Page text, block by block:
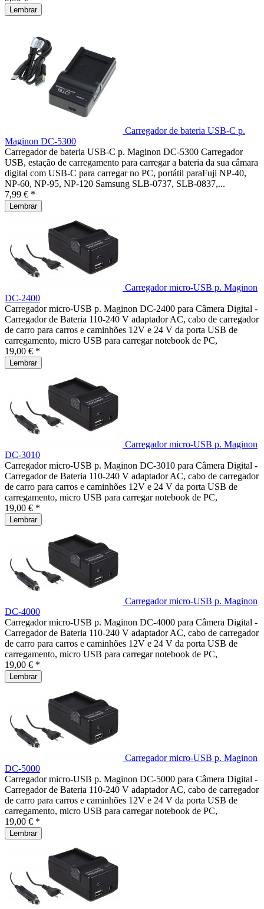
Lembrar
Carregador de bateria USB-C p.
Maginon DC-5300
Carregador de bateria USB-C p. Maginon DC-5300 Carregador
USB, estação de carregamento para carregar a bateria da sua câmara
digital com USB-C para carregar no PC, portátil paraFuji NP-40,
NP-60, NP-95, NP-120 Samsung SLB-0737, SLB-0837,...
7,99 € *
Lembrar
Carregador micro-USB p. Maginon
DC-2400
Carregador micro-USB p. Maginon DC-2400 para Câmera Digital -
Carregador de Bateria 110-240 V adaptador AC, cabo de carregador
de carro para carros e caminhões 12V e 24 V da porta USB de
carregamento, micro USB para carregar notebook de PC,
19,00 € *
Lembrar
Carregador micro-USB p. Maginon
DC-3010
Carregador micro-USB p. Maginon DC-3010 para Câmera Digital -
Carregador de Bateria 110-240 V adaptador AC, cabo de carregador
de carro para carros e caminhões 12V e 24 V da porta USB de
carregamento, micro USB para carregar notebook de PC,
19,00 € *
Lembrar
Carregador micro-USB p. Maginon
DC-4000
Carregador micro-USB p. Maginon DC-4000 para Câmera Digital -
Carregador de Bateria 110-240 V adaptador AC, cabo de carregador
de carro para carros e caminhões 12V e 24 V da porta USB de
carregamento, micro USB para carregar notebook de PC,
19,00 € *
Lembrar
Carregador micro-USB p. Maginon
DC-5000
Carregador micro-USB p. Maginon DC-5000 para Câmera Digital -
Carregador de Bateria 110-240 V adaptador AC, cabo de carregador
de carro para carros e caminhões 12V e 24 V da porta USB de
carregamento, micro USB para carregar notebook de PC,
19,00 € *
Lembrar